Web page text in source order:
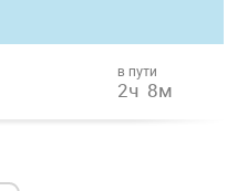
в пути
2ч 8м